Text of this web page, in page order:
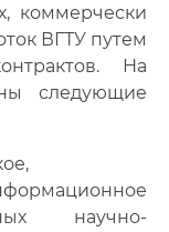
коммерчески
ВГТУ путем
На
следующие
научно-